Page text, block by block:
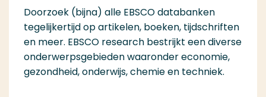
Doorzoek (bijna) alle EBSCO databanken
tegelijkertijd op artikelen, boeken, tijdschriften
en meer. EBSCO research bestrijkt een diverse
onderwerpsgebieden waaronder economie,
gezondheid, onderwijs, chemie en techniek.